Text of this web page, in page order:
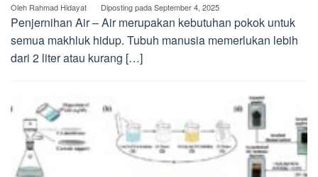
Oleh Rahmad Hidayat Diposting padaSeptember 4, 2025
Penjernihan Air – Air merupakan kebutuhan pokok untuk
semua makhluk hidup. Tubuh manusia memerlukan lebih
dari 2 liter atau kurang […]